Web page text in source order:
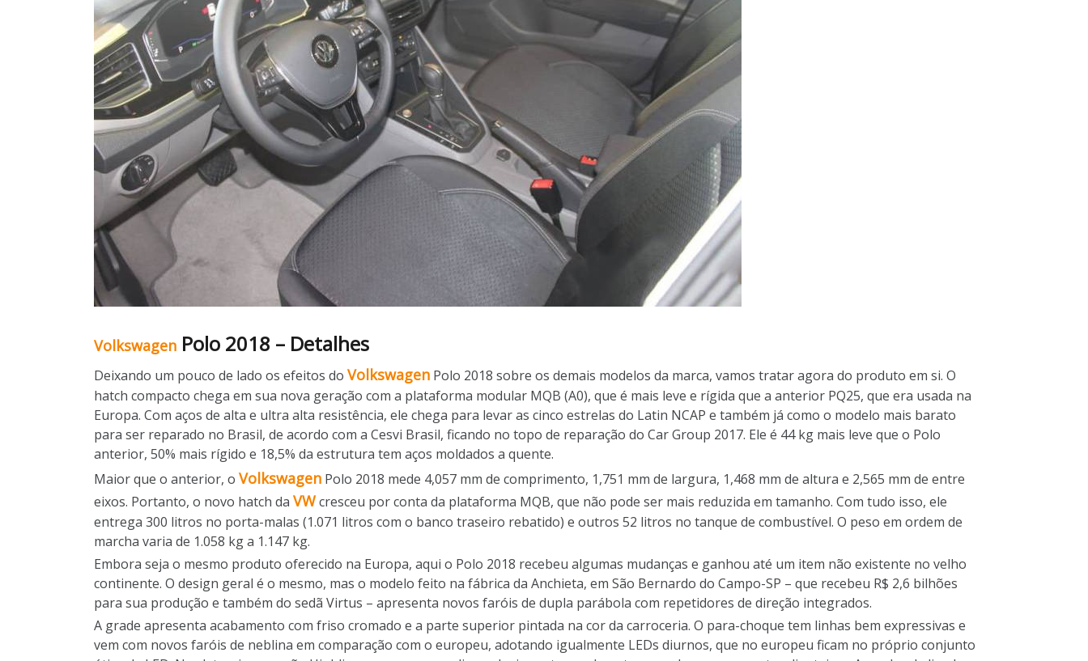
Volkswagen Polo 2018 – Detalhes
Deixando um pouco de lado os efeitos do Volkswagen Polo 2018 sobre os demais modelos da marca, vamos tratar agora do produto em si. O
hatch compacto chega em sua nova geração com a plataforma modular MQB (A0), que é mais leve e rígida que a anterior PQ25, que era usada na
Europa. Com aços de alta e ultra alta resistência, ele chega para levar as cinco estrelas do Latin NCAP e também já como o modelo mais barato
para ser reparado no Brasil, de acordo com a Cesvi Brasil, ficando no topo de reparação do Car Group 2017. Ele é 44 kg mais leve que o Polo
anterior, 50% mais rígido e 18,5% da estrutura tem aços moldados a quente.
Maior que o anterior, o Volkswagen Polo 2018 mede 4,057 mm de comprimento, 1,751 mm de largura, 1,468 mm de altura e 2,565 mm de entre
eixos. Portanto, o novo hatch da VWcresceu por conta da plataforma MQB, que não pode ser mais reduzida em tamanho. Com tudo isso, ele
entrega 300 litros no porta-malas (1.071 litros com o banco traseiro rebatido) e outros 52 litros no tanque de combustível. O peso em ordem de
marcha varia de 1.058 kg a 1.147 kg.
Embora seja o mesmo produto oferecido na Europa, aqui o Polo 2018 recebeu algumas mudanças e ganhou até um item não existente no velho
continente. O design geral é o mesmo, mas o modelo feito na fábrica da Anchieta, em São Bernardo do Campo-SP – que recebeu R$ 2,6 bilhões
para sua produção e também do sedã Virtus – apresenta novos faróis de dupla parábola com repetidores de direção integrados.
A grade apresenta acabamento com friso cromado e a parte superior pintada na cor da carroceria. O para-choque tem linhas bem expressivas e
vem com novos faróis de neblina em comparação com o europeu, adotando igualmente LEDs diurnos, que no europeu ficam no próprio conjunto